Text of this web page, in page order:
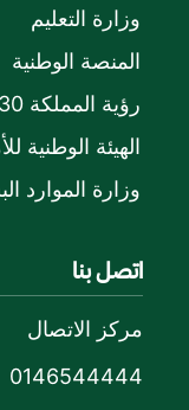
وزارة التعليم
المنصة الوطنية
رؤية المملكة 2030
الهيئة الوطنية
وزارة الموارد
اتصل بنا
مركز الاتصال
0146544444